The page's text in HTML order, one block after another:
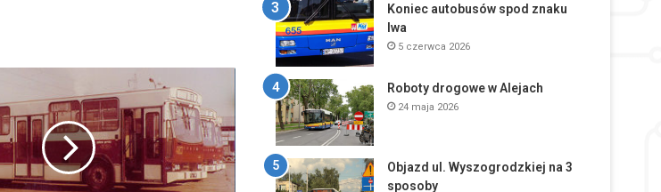
Koniec autobusów spod znaku
lwa
5 czerwca 2026
Roboty drogowe w Alejach
24 maja 2026
Objazd ul. Wyszogrodzkiej na 3
sposoby